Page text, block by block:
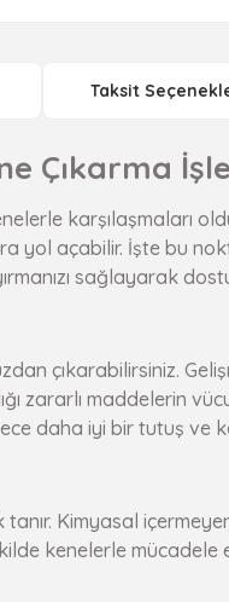
Taksit
Çıkarma
karşılaşmaları
açabilir. İşte bu
sağlayarak
çıkarabilirsiniz.
zararlı maddelerin
daha iyi bir tutuş ve
Kimyasal
kenelerle